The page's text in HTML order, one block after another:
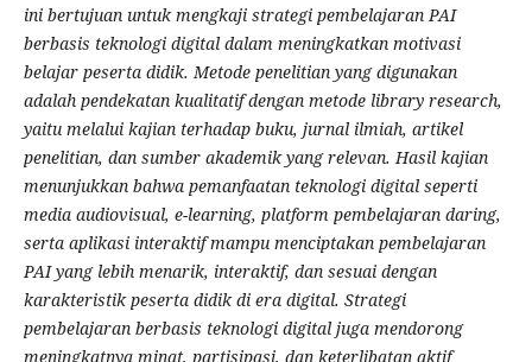
ini bertujuan untuk mengkaji strategi pembelajaran PAI
berbasis teknologi digital dalam meningkatkan motivasi
belajar peserta didik. Metode penelitian yang digunakan
adalah pendekatan kualitatif dengan metode library research,
yaitu melalui kajian terhadap buku, jurnal ilmiah, artikel
penelitian, dan sumber akademik yang relevan. Hasil kajian
menunjukkan bahwa pemanfaatan teknologi digital seperti
media audiovisual, e-learning, platform pembelajaran daring,
serta aplikasi interaktif mampu menciptakan pembelajaran
PAI yang lebih menarik, interaktif, dan sesuai dengan
karakteristik peserta didik di era digital. Strategi
pembelajaran berbasis teknologi digital juga mendorong
meningkatnya minat, partisipasi, dan keterlibatan aktif